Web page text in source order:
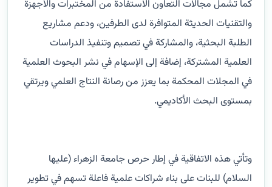
كما تشمل مجالات التعاون الاستفادة من المختبرات والأجهزة
والتقنيات الحديثة المتوافرة لدى الطرفين، ودعم مشاريع
الطلبة البحثية، والمشاركة في تصميم وتنفيذ الدراسات
العلمية المشتركة، إضافة إلى الإسهام في نشر البحوث العلمية
في المجلات المحكمة بما يعزز من رصانة النتاج العلمي ويرتقي
بمستوى البحث الأكاديمي.
وتأتي هذه الاتفاقية في إطار حرص جامعة الزهراء (عليها
السلام) للبنات على بناء شراكات علمية فاعلة تسهم في تطوير